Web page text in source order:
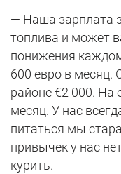
— Наша зарплата
топлива и может
понижения
600 евро в месяц.
районе €2 000. На
месяц. У нас
питаться мы
привычек у нас
курить.